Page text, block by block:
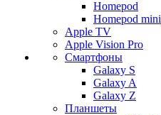
Homepod
Homepod mini
Apple TV
Apple Vision Pro
Смартфоны
Galaxy S
Galaxy A
Galaxy Z
Планшеты